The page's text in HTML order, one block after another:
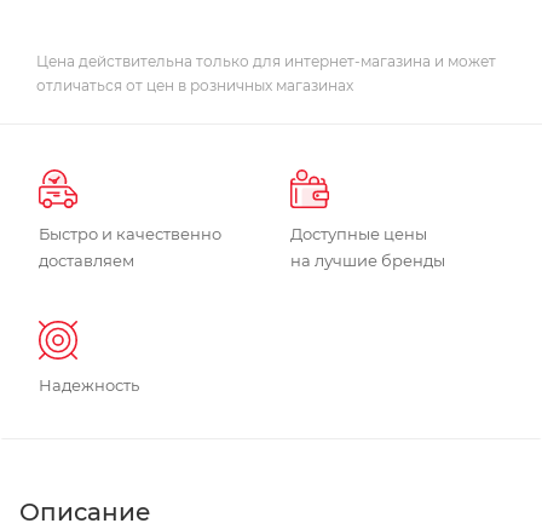
Цена действительна только для интернет-магазина и может
отличаться от цен в розничных магазинах
Быстро и качественно
доставляем
Доступные цены
на лучшие бренды
Надежность
Описание